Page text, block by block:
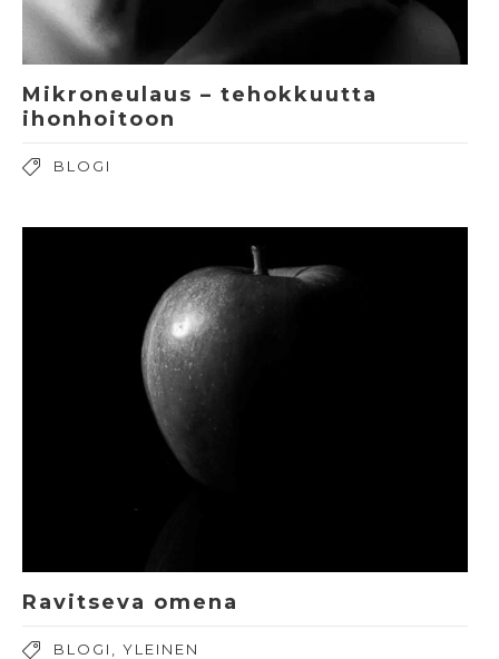
Mikroneulaus – tehokkuutta
ihonhoitoon
BLOGI
Ravitseva omena
BLOGI , YLEINEN